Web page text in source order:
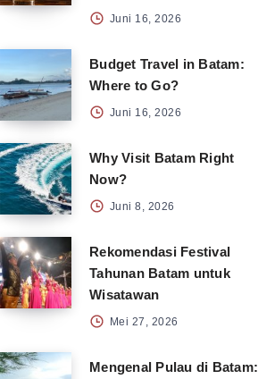
Juni 16, 2026
Budget Travel in Batam:
Where to Go?
Juni 16, 2026
Why Visit Batam Right
Now?
Juni 8, 2026
Rekomendasi Festival
Tahunan Batam untuk
Wisatawan
Mei 27, 2026
Mengenal Pulau di Batam: